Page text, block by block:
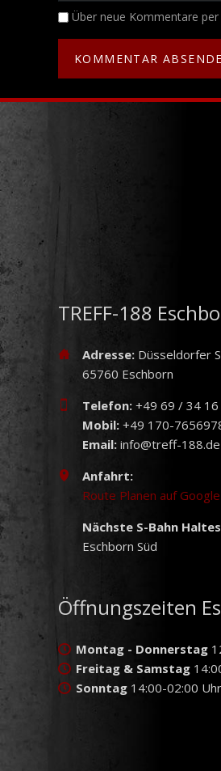
Kommentar
Über neue Kommentare
TREFF-188
Adresse: Düsseldorfer
65760 Eschborn
Telefon: +49 69 / 34 16
Mobil: +49 170-
Email: info@treff-188.de
Anfahrt:
Route Planen auf
Nächste S-Bahn
Eschborn Süd
Öffnungszeiten
Montag - Donnerstag
Freitag & Samstag
Sonntag 14:00-02:00 Uhr